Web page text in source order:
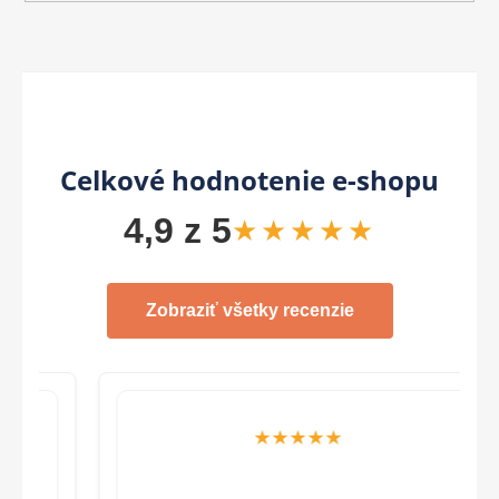
Celkové hodnotenie e-shopu
4,9 z 5★★★★★
Zobraziť všetky recenzie
★★★★★